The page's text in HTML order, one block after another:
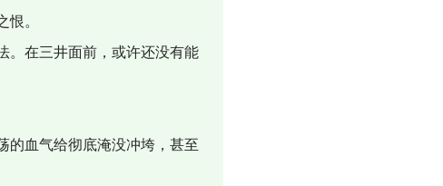
。
。在三井面前，或许还没有能
的血气给彻底淹没冲垮，甚至